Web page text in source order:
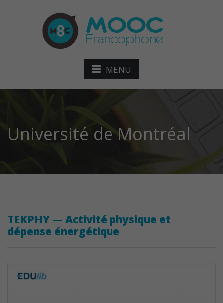
MENU
Université de Montréal
TEKPHY — Activité physique et
dépense énergétique